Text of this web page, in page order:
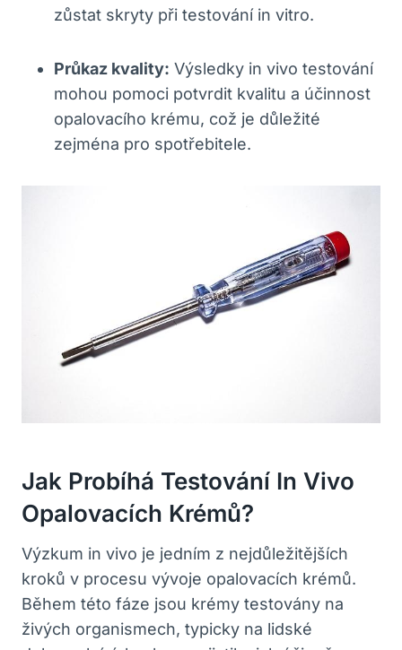
zůstat skryty při testování in⁤ vitro.
Průkaz kvality: Výsledky in vivo testování
mohou pomoci potvrdit​ kvalitu a účinnost
opalovacího ⁣krému, což je‍ důležité
⁣zejména pro spotřebitele.
Jak‌ Probíhá Testování‌ In Vivo
Opalovacích Krémů?
Výzkum in vivo je jedním z nejdůležitějších
kroků v procesu vývoje opalovacích krémů.
Během této ⁢fáze jsou ⁣krémy testovány na
⁢živých organismech,​ typicky ‌na ⁣lidské